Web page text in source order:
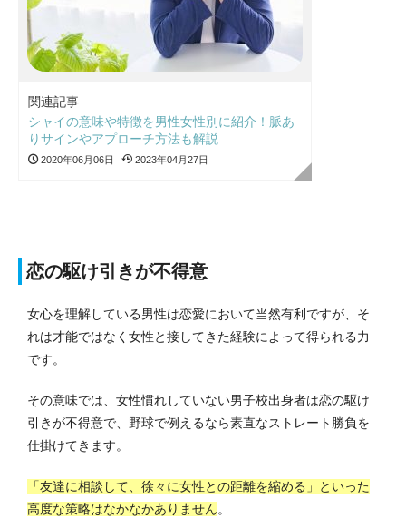
関連記事
シャイの意味や特徴を男性女性別に紹介！脈あ
りサインやアプローチ方法も解説
2020年06月06日 2023年04月27日
恋の駆け引きが不得意
女心を理解している男性は恋愛において当然有利ですが、そ
れは才能ではなく女性と接してきた経験によって得られる力
です。
その意味では、女性慣れしていない男子校出身者は恋の駆け
引きが不得意で、野球で例えるなら素直なストレート勝負を
仕掛けてきます。
「友達に相談して、徐々に女性との距離を縮める」といった
高度な策略はなかなかありません。